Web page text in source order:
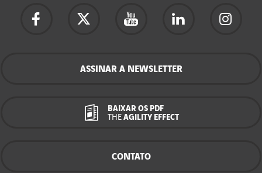
ASSINAR A NEWSLETTER
BAIXAR OS PDF
THE AGILITY EFFECT
CONTATO